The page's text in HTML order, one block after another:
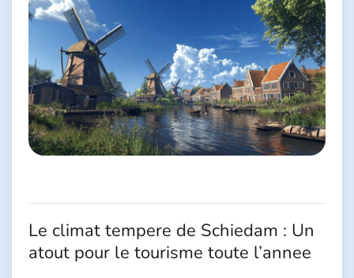
Le climat tempere de Schiedam : Un
atout pour le tourisme toute l’annee